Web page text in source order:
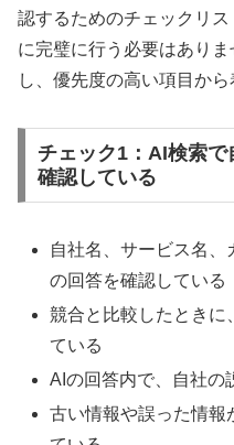
認するためのチェックリ
に完璧に行う必要はあり
し、優先度の高い項目か
チェック1：AI検索
確認している
自社名、サービス名、
の回答を確認している
競合と比較したときに
ている
AIの回答内で、自社の
古い情報や誤った情報